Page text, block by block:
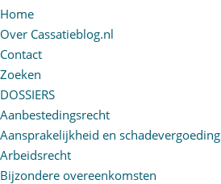
Home
Over Cassatieblog.nl
Contact
Zoeken
DOSSIERS
Aanbestedingsrecht
Aansprakelijkheid en schadevergoeding
Arbeidsrecht
Bijzondere overeenkomsten